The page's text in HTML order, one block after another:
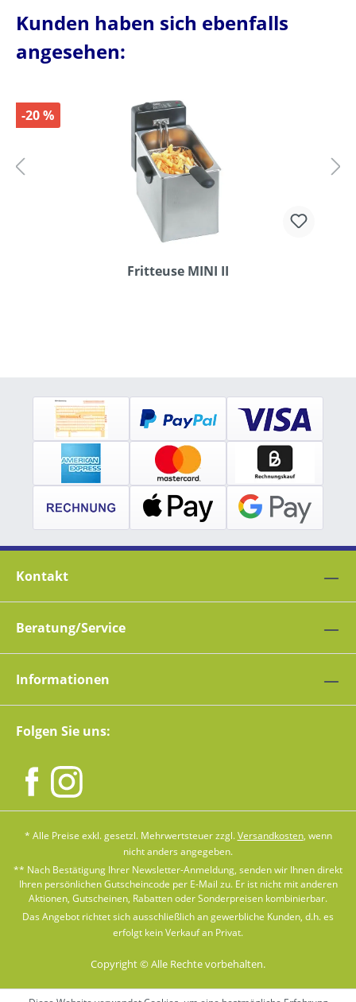
Kunden haben sich ebenfalls
angesehen:
-20 %
Fritteuse MINI II
Kontakt
Beratung/Service
Informationen
Folgen Sie uns:
* Alle Preise exkl. gesetzl. Mehrwertsteuer zzgl.Versandkosten, wenn
nicht anders angegeben.
** Nach Bestätigung Ihrer Newsletter-Anmeldung, senden wir Ihnen direkt
Ihren persönlichen Gutscheincode per E-Mail zu. Er ist nicht mit anderen
Aktionen, Gutscheinen, Rabatten oder Sonderpreisen kombinierbar.
Das Angebot richtet sich ausschließlich an gewerbliche Kunden, d.h. es
erfolgt kein Verkauf an Privat.
Copyright © Alle Rechte vorbehalten.